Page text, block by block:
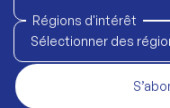
Régions d'intérêt
Sélectionner des